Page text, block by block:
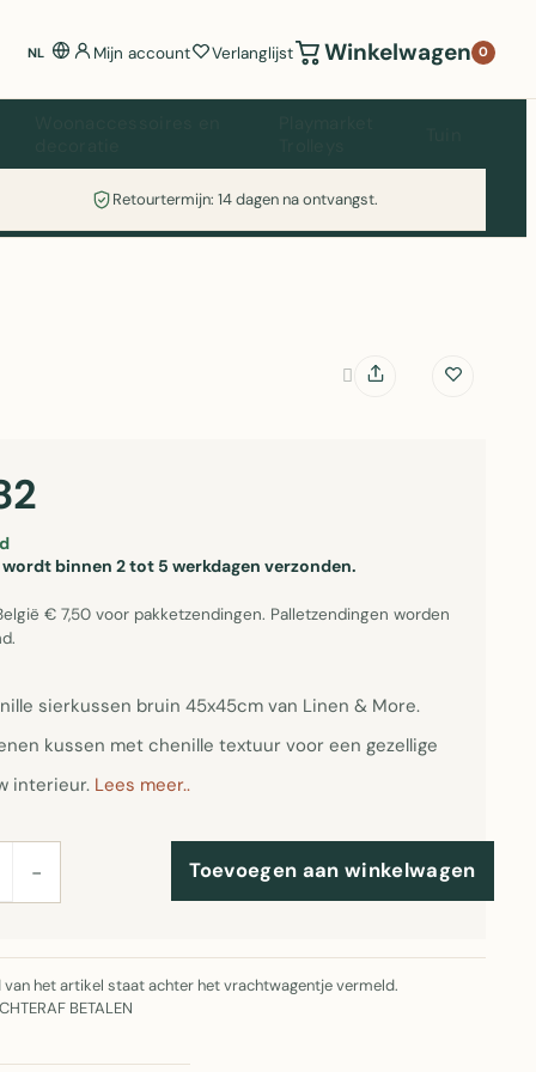
NL Mijn account Verlanglijst Winkelwagen 0
Retourtermijn: 14 dagen na ontvangst.
binnen 2 tot 5 werkdagen verzonden.
€ 7,50 voor pakketzendingen. Palletzendingen worden
sierkussen bruin 45x45cm van Linen & More.
kussen met chenille textuur voor een gezellige
interieur. Lees meer..
− Toevoegen aan winkelwagen
van het artikel staat achter het vrachtwagentje vermeld.
BETALEN